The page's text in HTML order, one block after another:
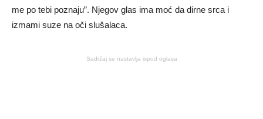
me po tebi poznaju”. Njegov glas ima moć da dirne srca i
izmami suze na oči slušalaca.
Sadržaj se nastavlja ispod oglasa